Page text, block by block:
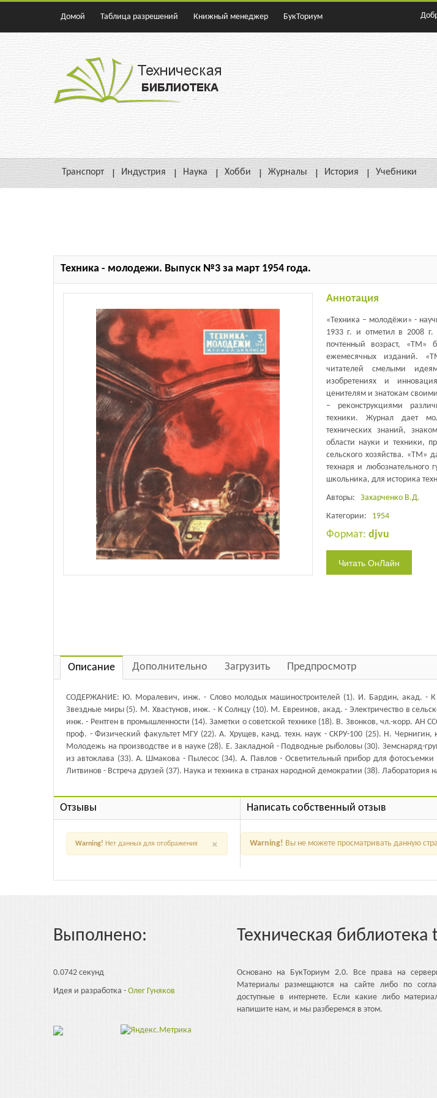
Домой Таблица разрешений Книжный менеджер БукТориум
Транспорт Индустрия Наука Хобби Журналы История Учебники
Техника - молодежи. Выпуск №3 за март 1954 года.
Аннотация
«Техника – молодёжи» -
1933 г. и отметил в 2008
почтенный возраст, «ТМ»
ежемесячных изданий.
читателей смелыми
изобретениях и
ценителям и знатокам
– реконструкциями
техники. Журнал дает
технических знаний,
области науки и техники,
сельского хозяйства. «ТМ»
технаря и любознательного
школьника, для историка
Авторы: Захарченко В.Д.
Категории: 1954
Формат: djvu
Описание Дополнительно Загрузить Предпросмотр
СОДЕРЖАНИЕ: Ю. Моралевич, инж. - Слово молодых машиностроителей (1). И. Бардин, акад. -
Звездные миры (5). М. Хвастунов, инж. - К Солнцу (10). М. Евреинов, акад. - Электричество в
инж. - Рентген в промышленности (14). Заметки о советской технике (18). В. Звонков, чл.-корр. АН
проф. - Физический факультет МГУ (22). А. Хрущев, канд. техн. наук - СКРУ-100 (25). Н. Чернигин,
Молодежь на производстве и в науке (28). Е. Закладной - Подводные рыболовы (30). Земснаряд-
из автоклава (33). А. Шмакова - Пылесос (34). А. Павлов - Осветительный прибор для
Литвинов - Встреча друзей (37). Наука и техника в странах народной демократии (38). Лаборатория
Отзывы
×
Warning! Нет данных для отображения
Написать собственный отзыв
Warning! Вы не можете просматривать данную
Выполнено:
0.0742 секунд
Идея и разработка - Олег Гуняков
Техническая
Основано на БукТориум 2.0. Все права на
Материалы размещаются на сайте либо по
доступные в интернете. Если какие либо
напишите нам, и мы разберемся в этом.